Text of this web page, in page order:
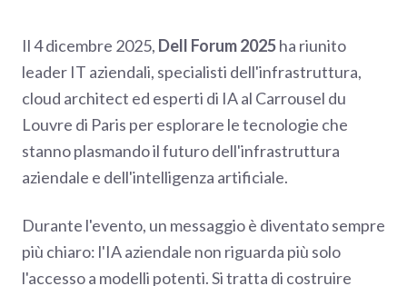
Il 4 dicembre 2025, Dell Forum 2025ha riunito
leader IT aziendali, specialisti dell'infrastruttura,
cloud architect ed esperti di IA al Carrousel du
Louvre di Paris per esplorare le tecnologie che
stanno plasmando il futuro dell'infrastruttura
aziendale e dell'intelligenza artificiale.
Durante l'evento, un messaggio è diventato sempre
più chiaro: l'IA aziendale non riguarda più solo
l'accesso a modelli potenti. Si tratta di costruire